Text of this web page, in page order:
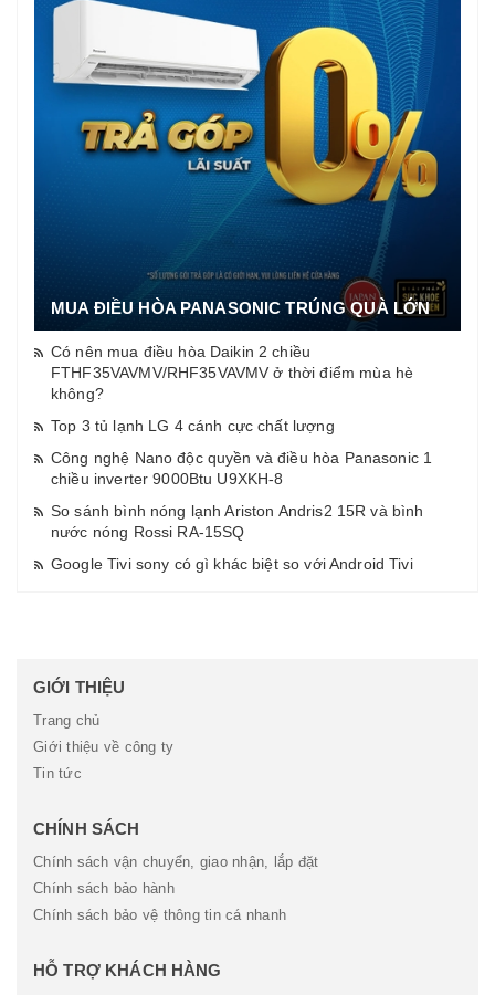
MUA ĐIỀU HÒA PANASONIC TRÚNG QUÀ LỚN
Có nên mua điều hòa Daikin 2 chiều
FTHF35VAVMV/RHF35VAVMV ở thời điểm mùa hè
không?
Top 3 tủ lạnh LG 4 cánh cực chất lượng
Công nghệ Nano độc quyền và điều hòa Panasonic 1
chiều inverter 9000Btu U9XKH-8
So sánh bình nóng lạnh Ariston Andris2 15R và bình
nước nóng Rossi RA-15SQ
Google Tivi sony có gì khác biệt so với Android Tivi
GIỚI THIỆU
Trang chủ
Giới thiệu về công ty
Tin tức
CHÍNH SÁCH
Chính sách vận chuyển, giao nhận, lắp đặt
Chính sách bảo hành
Chính sách bảo vệ thông tin cá nhanh
HỖ TRỢ KHÁCH HÀNG